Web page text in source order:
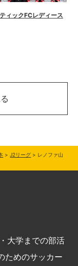
ィックFCレディース
>J2リーグ > レノファ山
大学までの部活
ためのサッカー